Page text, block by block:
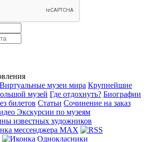
Виртуальные музеи мира Крупнейшие
музей Где отдохнуть? Биографии
билетов Статьи Сочинение на заказ
Экскурсии по музеям
известных художников